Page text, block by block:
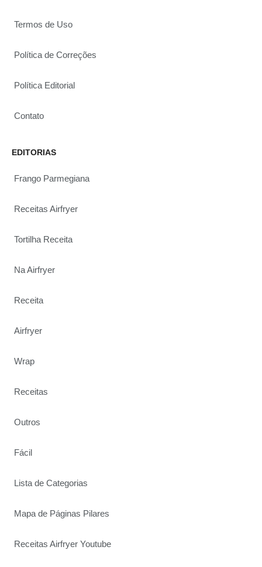
Termos de Uso
Política de Correções
Política Editorial
Contato
EDITORIAS
Frango Parmegiana
Receitas Airfryer
Tortilha Receita
Na Airfryer
Receita
Airfryer
Wrap
Receitas
Outros
Fácil
Lista de Categorias
Mapa de Páginas Pilares
Receitas Airfryer Youtube